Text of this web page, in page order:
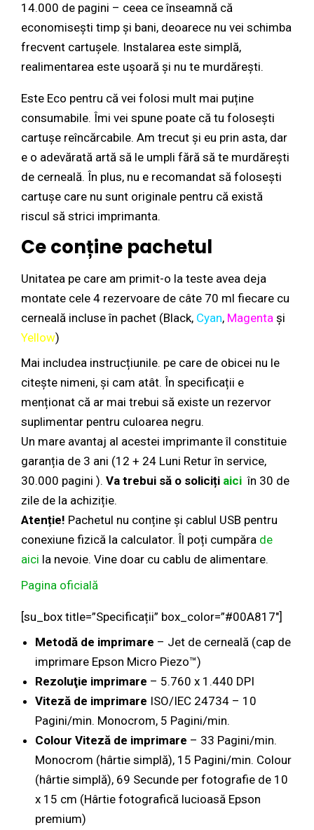
14.000 de pagini – ceea ce înseamnă că
economisești timp şi bani, deoarece nu vei schimba
frecvent cartuşele. Instalarea este simplă,
realimentarea este uşoară şi nu te murdărești.
Este Eco pentru că vei folosi mult mai puține
consumabile. Îmi vei spune poate că tu folosești
cartușe reîncărcabile. Am trecut și eu prin asta, dar
e o adevărată artă să le umpli fără să te murdărești
de cerneală. În plus, nu e recomandat să folosești
cartușe care nu sunt originale pentru că există
riscul să strici imprimanta.
Ce conține pachetul
Unitatea pe care am primit-o la teste avea deja
montate cele 4 rezervoare de câte 70 ml fiecare cu
cerneală incluse în pachet (Black, Cyan, Magenta și
Yellow)
Mai includea instrucțiunile. pe care de obicei nu le
citește nimeni, și cam atât. În specificații e
menționat că ar mai trebui să existe un rezervor
suplimentar pentru culoarea negru.
Un mare avantaj al acestei imprimante îl constituie
garanția de 3 ani (12 + 24 Luni Retur în service,
30.000 pagini ). Va trebui să o soliciți aici în 30 de
zile de la achiziție.
Atenție! Pachetul nu conține și cablul USB pentru
conexiune fizică la calculator. Îl poți cumpăra de
aici la nevoie. Vine doar cu cablu de alimentare.
Pagina oficială
[su_box title=”Specificații” box_color=”#00A817″]
Metodă de imprimare – Jet de cerneală (cap de
imprimare Epson Micro Piezo™)
Rezoluţie imprimare – 5.760 x 1.440 DPI
Viteză de imprimare ISO/IEC 24734 – 10
Pagini/min. Monocrom, 5 Pagini/min.
Colour Viteză de imprimare – 33 Pagini/min.
Monocrom (hârtie simplă), 15 Pagini/min. Colour
(hârtie simplă), 69 Secunde per fotografie de 10
x 15 cm (Hârtie fotografică lucioasă Epson
premium)